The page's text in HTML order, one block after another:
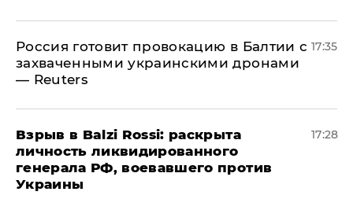
​Россия готовит провокацию в Балтии с
захваченными украинскими дронами
— Reuters
17:35
​Взрыв в Balzi Rossi: раскрыта
личность ликвидированного
генерала РФ, воевавшего против
Украины
17:28